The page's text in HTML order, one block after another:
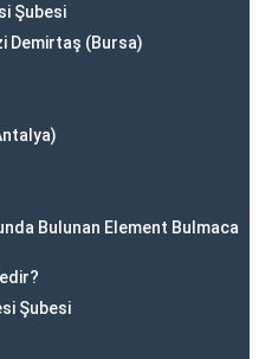
Şubesi
Demirtaş (Bursa)
Bulunan Element Bulmaca
Şubesi